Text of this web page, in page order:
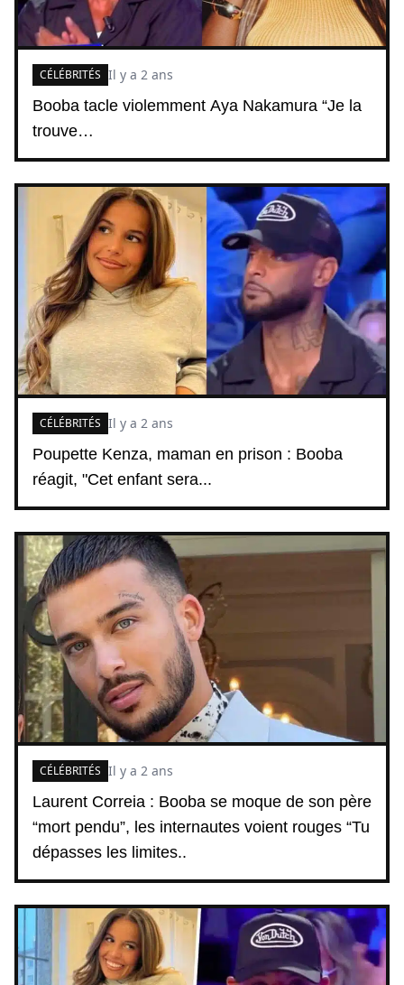
Booba tacle violemment Aya Nakamura “Je la
trouve…
CÉLÉBRITÉS Il y a 2 ans
Poupette Kenza, maman en prison : Booba
réagit, "Cet enfant sera...
CÉLÉBRITÉS Il y a 2 ans
Laurent Correia : Booba se moque de son père
“mort pendu”, les internautes voient rouges “Tu
dépasses les limites..
CÉLÉBRITÉS Il y a 2 ans